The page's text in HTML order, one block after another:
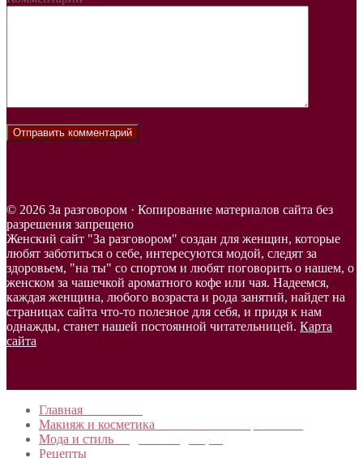
© 2026 За разговором · Копирование материалов сайта без
разрешения запрещено
Женский сайт "За разговором" создан для женщин, которые
любят заботиться о себе, интересуются модой, следят за
здоровьем, "на ты" со спортом и любят поговорить о нашем, о
женском за чашечкой ароматного кофе или чая. Надеемся,
каждая женщина, любого возраста и рода занятий, найдет на
страницах сайта что-то полезное для себя, и придя к нам
однажды, станет нашей постоянной читательницей. Карта
сайта
Главная
Макияж и косметика
Мода и стиль
Рецепты